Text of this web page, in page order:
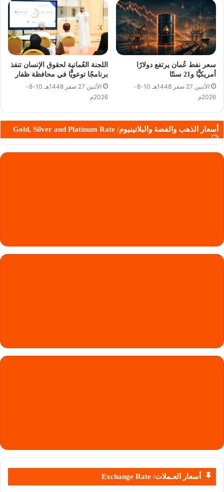
سعر نفط عُمان يرتفع دولارًا
أمريكيًّا و21 سنتًا
الأثنين 27 صفر 1448هـ 10-8-
2026م
اللجنة العُمانية لحقوق الإنسان تنفذ
برنامجًا توعويًّا في محافظة ظفار
الأثنين 27 صفر 1448هـ 10-8-
2026م
أسعار الذهب والفضة والبلاتينيوم/ Gold, Silver and Platinum Rate
أسعار العـملات/ Exchange Rate